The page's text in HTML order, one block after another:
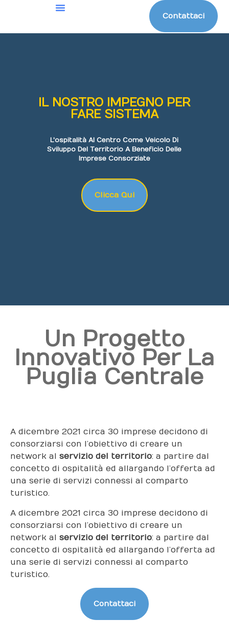
Contattaci
IL NOSTRO IMPEGNO PER
FARE SISTEMA
L'ospitalità Al Centro Come Veicolo Di
Sviluppo Del Territorio A Beneficio Delle
Imprese Consorziate
Clicca Qui
Un Progetto
Innovativo Per La
Puglia Centrale
A dicembre 2021 circa 30 imprese decidono di
consorziarsi con l’obiettivo di creare un
network al servizio del territorio: a partire dal
concetto di ospitalità ed allargando l’offerta ad
una serie di servizi connessi al comparto
turistico.
A dicembre 2021 circa 30 imprese decidono di
consorziarsi con l’obiettivo di creare un
network al servizio del territorio: a partire dal
concetto di ospitalità ed allargando l’offerta ad
una serie di servizi connessi al comparto
turistico.
Contattaci